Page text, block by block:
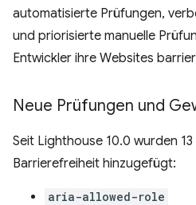
automatisierte Prüfungen,
und priorisierte manuelle
Entwickler ihre Websites
Neue Prüfungen und
Seit Lighthouse 10.0 wurden
Barrierefreiheit hinzugefügt:
aria-allowed-role